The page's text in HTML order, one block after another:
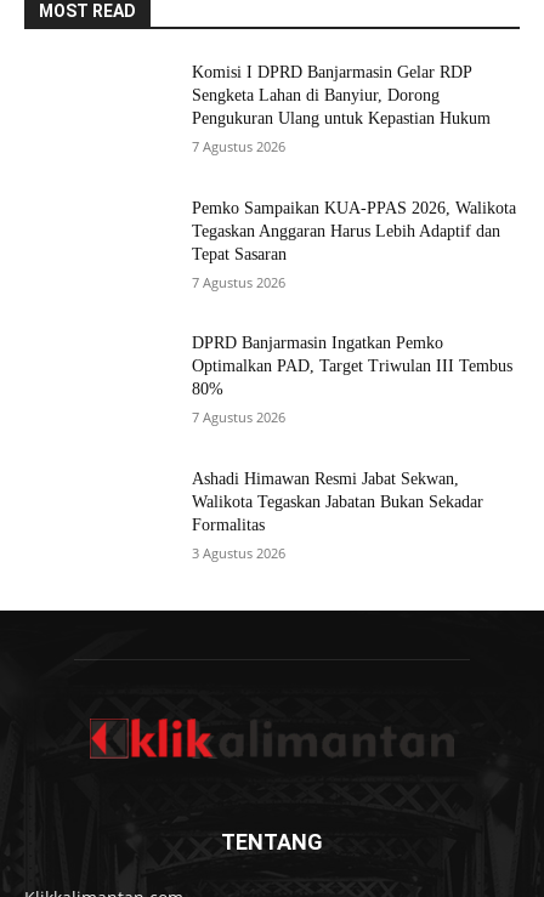
MOST READ
Komisi I DPRD Banjarmasin Gelar RDP
Sengketa Lahan di Banyiur, Dorong
Pengukuran Ulang untuk Kepastian Hukum
7 Agustus 2026
Pemko Sampaikan KUA-PPAS 2026, Walikota
Tegaskan Anggaran Harus Lebih Adaptif dan
Tepat Sasaran
7 Agustus 2026
DPRD Banjarmasin Ingatkan Pemko
Optimalkan PAD, Target Triwulan III Tembus
80%
7 Agustus 2026
Ashadi Himawan Resmi Jabat Sekwan,
Walikota Tegaskan Jabatan Bukan Sekadar
Formalitas
3 Agustus 2026
TENTANG